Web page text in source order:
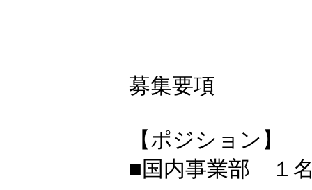
募集要項
【ポジション】
■国内事業部 １